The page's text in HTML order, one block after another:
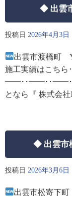
◆ 出雲
投稿日 2026年4月3日
出雲市渡橋町
施工実績はこ
━━･･━━･･━━･･
となら『 株式会
お客様のお困り
◆ 出雲市
投稿日 2026年3月6日
出雲市松寄下